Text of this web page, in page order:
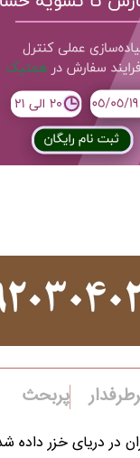
پربحث
در دریای خزر داده